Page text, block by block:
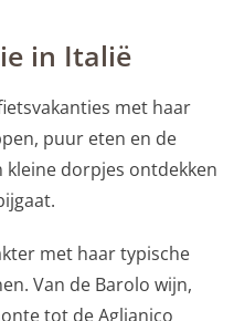
in Italië
met haar
puur eten en de
kleine dorpjes ontdekken
met haar typische
Van de Barolo wijn,
tot de Aglianico